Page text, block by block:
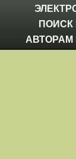
ПОИСК
АВТОРАМ